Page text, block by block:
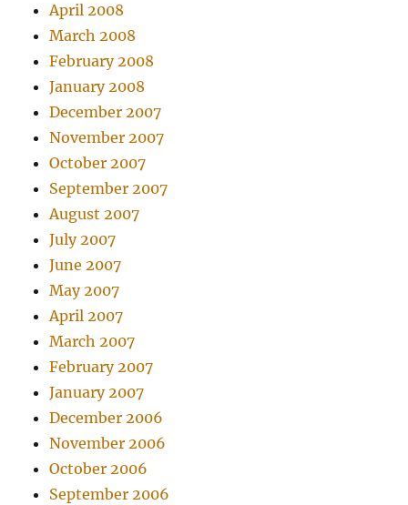
April 2008
March 2008
February 2008
January 2008
December 2007
November 2007
October 2007
September 2007
August 2007
July 2007
June 2007
May 2007
April 2007
March 2007
February 2007
January 2007
December 2006
November 2006
October 2006
September 2006